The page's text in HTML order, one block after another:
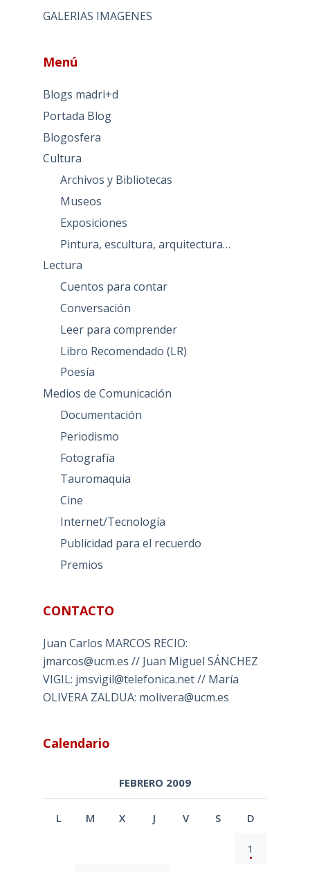
GALERIAS IMAGENES
Menú
Blogs madri+d
Portada Blog
Blogosfera
Cultura
Archivos y Bibliotecas
Museos
Exposiciones
Pintura, escultura, arquitectura…
Lectura
Cuentos para contar
Conversación
Leer para comprender
Libro Recomendado (LR)
Poesía
Medios de Comunicación
Documentación
Periodismo
Fotografía
Tauromaquia
Cine
Internet/Tecnología
Publicidad para el recuerdo
Premios
CONTACTO
Juan Carlos MARCOS RECIO:
jmarcos@ucm.es // Juan Miguel SÁNCHEZ
VIGIL: jmsvigil@telefonica.net // María
OLIVERA ZALDUA: molivera@ucm.es
Calendario
FEBRERO 2009
L M X J V S D
1